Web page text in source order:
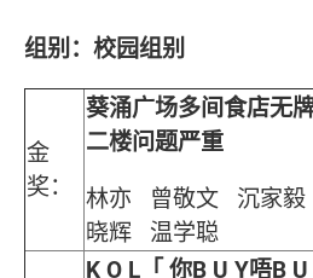
组别：校园组别
金
奖：
葵涌广场多间食店无
二楼问题严重
林亦 曾敬文 沉家
晓辉 温学聪
K O L「 你B U Y唔B U